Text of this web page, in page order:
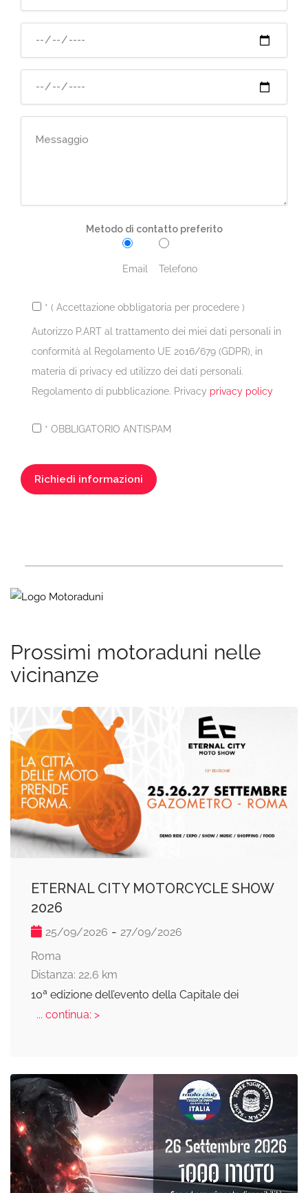
Metodo di contatto preferito
Email Telefono
* ( Accettazione obbligatoria per procedere )
Autorizzo P.ART al trattamento dei miei dati personali in
conformità al Regolamento UE 2016/679 (GDPR), in
materia di privacy ed utilizzo dei dati personali.
Regolamento di pubblicazione. Privacy privacy policy
* OBBLIGATORIO ANTISPAM
Prossimi motoraduni nelle
vicinanze
ETERNAL CITY MOTORCYCLE SHOW
2026
25/09/2026 - 27/09/2026
Roma
Distanza: 22,6 km
10ª edizione dell’evento della Capitale dei
... continua: >